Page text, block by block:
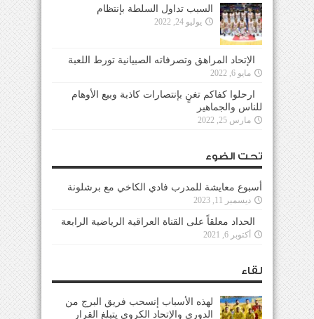
السبب تداول السلطة بإنتظام
يوليو 24, 2022
الإتحاد المراهق وتصرفاته الصبيانية تورط اللعبة
مايو 6, 2022
ارحلوا كفاكم تغنٍ بإنتصارات كاذبة وبيع الأوهام
للناس والجماهير
مارس 25, 2022
تحت الضوء
أسبوع معايشة للمدرب فادي الكاخي مع برشلونة
ديسمبر 11, 2023
الحداد معلقاً على القناة العراقية الرياضية الرابعة
أكتوبر 6, 2021
لقاء
لهذه الأسباب إنسحب فريق البرج من
الدوري والإتحاد الكروي يتبلغ القرار